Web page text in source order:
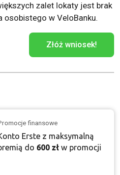
zalet lokaty jest brak
osobistego w VeloBanku.
Złóż wniosek!
finansowe
Erste z maksymalną
do 600 zł w promocji